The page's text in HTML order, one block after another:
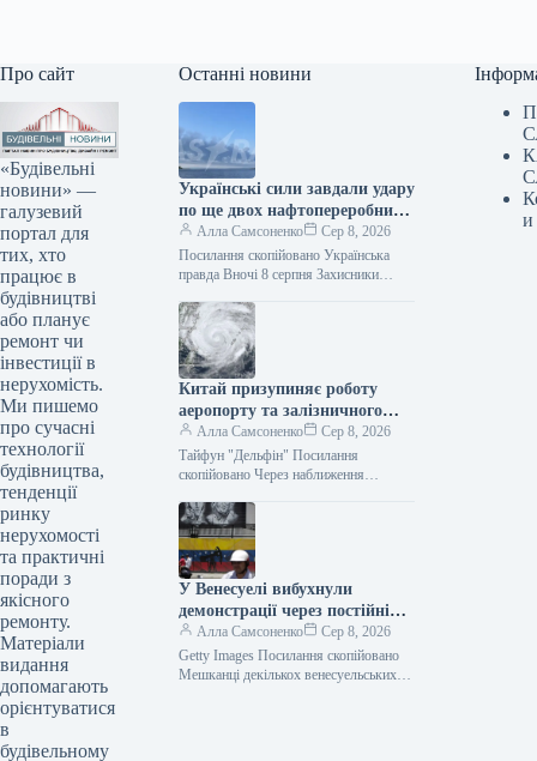
Про сайт
«Будівельні
новини» —
галузевий
портал для
тих, хто
працює в
будівництві
або планує
ремонт чи
інвестиції в
нерухомість.
Ми пишемо
про сучасні
технології
будівництва,
тенденції
ринку
нерухомості
та практичні
поради з
якісного
ремонту.
Матеріали
видання
допомагають
орієнтуватися
в
будівельному
Останні новини
Українські сили завдали удару
по ще двох нафтопереробних
заводах у Росії, повідомив
Генеральний штаб.
Алла Самсоненко
Сер 8, 2026
Посилання скопійовано Українська
правда Вночі 8 серпня Захисники
Сизранському нафтопереробних
заводах у Росії, а…
Китай призупиняє роботу
аеропорту та залізничного
сполучення через буревій
“Дельфін”
Алла Самсоненко
Сер 8, 2026
Тайфун "Дельфін" Посилання
скопійовано Через наближення
припиняє авіасполучення та обмежує
рух частини поїздів у районі дельти…
У Венесуелі вибухнули
демонстрації через постійні
перебої з електроенергією
Алла Самсоненко
Сер 8, 2026
Getty Images Посилання скопійовано
Мешканці декількох венесуельських
и